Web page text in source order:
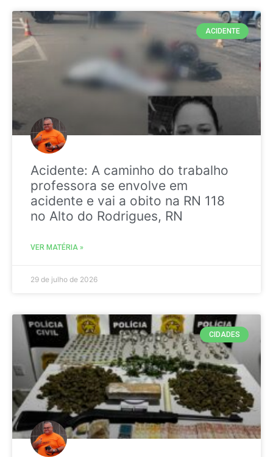
ACIDENTE
Acidente: A caminho do trabalho
professora se envolve em
acidente e vai a obito na RN 118
no Alto do Rodrigues, RN
VER MATÉRIA »
29 de julho de 2026
CIDADES